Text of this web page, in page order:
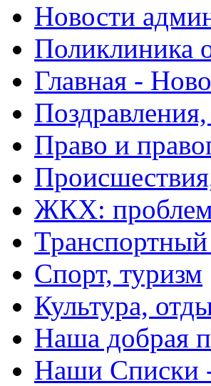
Новости
Поликлиника
Главная -
Право и
ЖКХ:
Транспортный
Спорт, туризм
Культура,
Наша добрая
Наши Списки